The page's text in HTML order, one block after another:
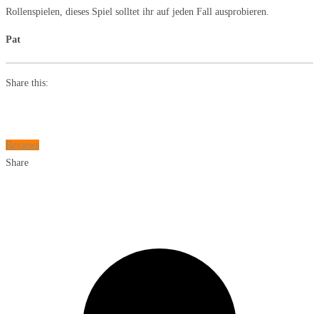
Rollenspielen, dieses Spiel solltet ihr auf jeden Fall ausprobieren.
Pat
Share this:
Reviews
Share